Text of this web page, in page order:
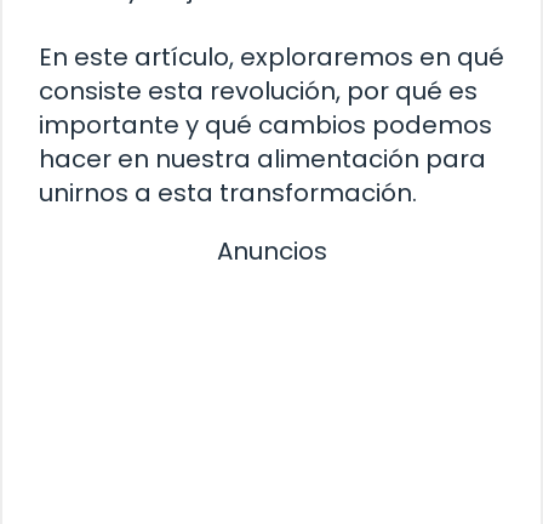
En este artículo, exploraremos en qué
consiste esta revolución, por qué es
importante y qué cambios podemos
hacer en nuestra alimentación para
unirnos a esta transformación.
Anuncios